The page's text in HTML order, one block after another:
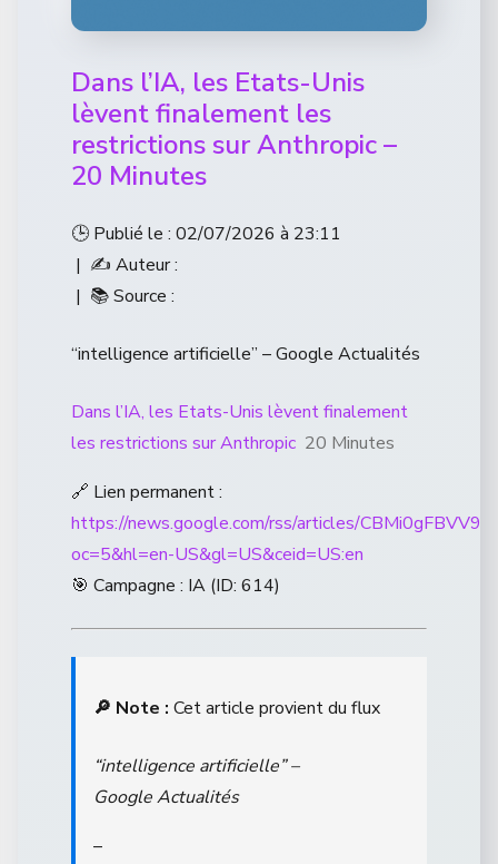
Dans l’IA, les Etats-Unis
lèvent finalement les
restrictions sur Anthropic –
20 Minutes
🕒 Publié le : 02/07/2026 à 23:11
| ✍️ Auteur :
| 📚 Source :
“intelligence artificielle” – Google Actualités
Dans l’IA, les Etats-Unis lèvent finalement
les restrictions sur Anthropic 20 Minutes
🔗 Lien permanent :
https://news.google.com/rss/articles/
oc=5&hl=en-US&gl=US&ceid=US:en
🎯 Campagne : IA (ID: 614)
🔎 Note : Cet article provient du flux
“intelligence artificielle” –
Google Actualités
–